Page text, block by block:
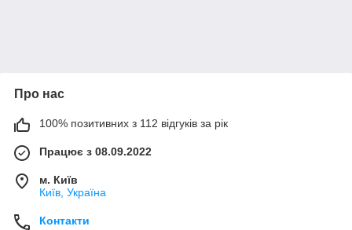
Про нас
100% позитивних з 112 відгуків за рік
Працює з 08.09.2022
м. Київ
Київ, Україна
Контакти